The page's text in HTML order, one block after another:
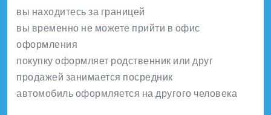
вы находитесь за границей
вы временно не можете прийти в офис
оформления
покупку оформляет родственник или друг
продажей занимается посредник
автомобиль оформляется на другого человека